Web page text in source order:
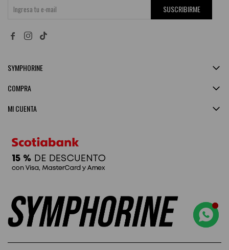
SUSCRIBIRME
 
SYMPHORINE
MI CUENTA
COMPRA